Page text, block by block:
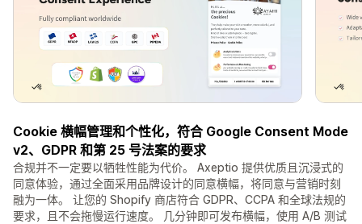
Cookie 横幅管理和个性化，符合 Google Consent Mode
v2、GDPR 和第 25 号法案的要求
合规并不一定要以牺牲性能为代价。 Axeptio 提供优质且沉浸式的
同意体验，通过全面采用品牌设计的同意横幅，将同意与营销时刻
融为一体。 让您的 Shopify 商店符合 GDPR、CCPA 和全球法规的
要求，且不会拖慢运行速度。 几分钟即可发布横幅，使用 A/B 测试